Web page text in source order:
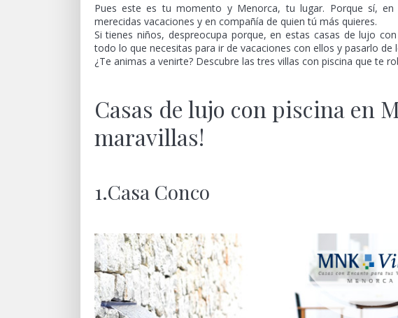
Pues este es tu momento y Menorca, tu lugar. Porque sí,
merecidas vacaciones y en compañía de quien tú más quieres.
Si tienes niños, despreocupa porque, en estas casas de lujo
todo lo que necesitas para ir de vacaciones con ellos y pasarlo de
¿Te animas a venirte? Descubre las tres villas con piscina que te
Casas de lujo con piscina en
maravillas!
1.Casa Conco